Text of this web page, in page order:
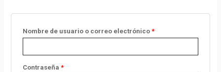
Nombre de usuario o correo electrónico*
Contraseña*